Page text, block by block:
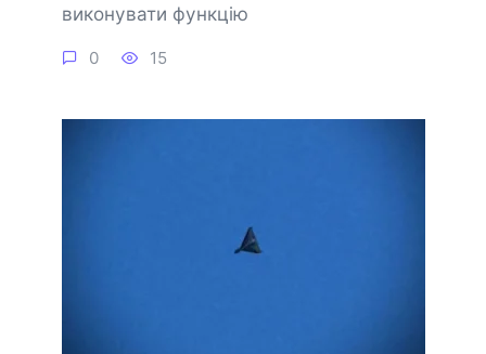
виконувати функцію
0 15